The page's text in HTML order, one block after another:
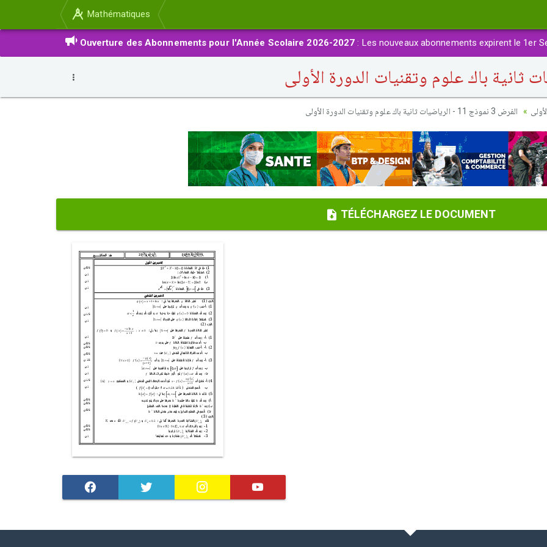
Mathématiques
Ouverture des Abonnements pour l'Année Scolaire 2026-2027 : Les nouveaux abonnements expirent le 1er
الفرض 3 نموذج 11 - الرياضيات ثانية باك علوم وتقنيات الدورة الأولى
TÉLÉCHARGEZ LE DOCUMENT